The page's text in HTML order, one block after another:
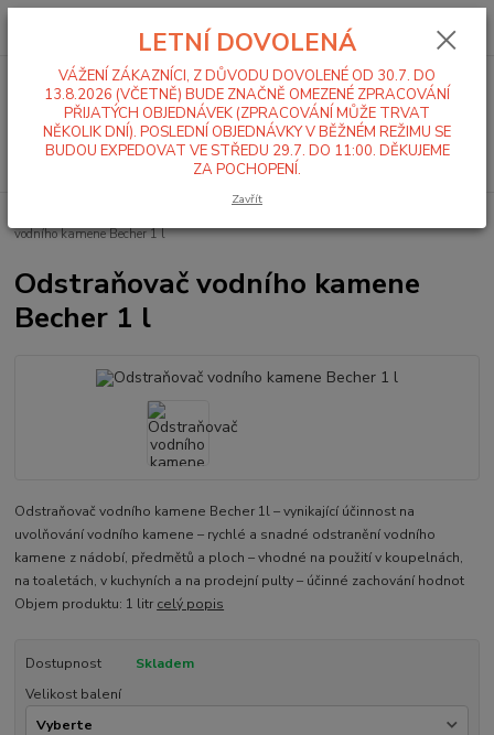
Menu
Hledat
0,00 Kč
vodního kamene Becher 1 l
Odstraňovač vodního kamene
Becher 1 l
Odstraňovač vodního kamene Becher 1l – vynikající účinnost na
uvolňování vodního kamene – rychlé a snadné odstranění vodního
kamene z nádobí, předmětů a ploch – vhodné na použití v koupelnách,
na toaletách, v kuchyních a na prodejní pulty – účinné zachování hodnot
Objem produktu: 1 litr celý popis
Dostupnost
Skladem
Velikost balení
LETNÍ DOVOLENÁ
VÁŽENÍ ZÁKAZNÍCI, Z DŮVODU DOVOLENÉ OD 30.7. DO
13.8.2026 (VČETNĚ) BUDE ZNAČNĚ OMEZENÉ ZPRACOVÁNÍ
PŘIJATÝCH OBJEDNÁVEK (ZPRACOVÁNÍ MŮŽE TRVAT
NĚKOLIK DNÍ). POSLEDNÍ OBJEDNÁVKY V BĚŽNÉM REŽIMU SE
BUDOU EXPEDOVAT VE STŘEDU 29.7. DO 11:00. DĚKUJEME
ZA POCHOPENÍ.
Zavřít